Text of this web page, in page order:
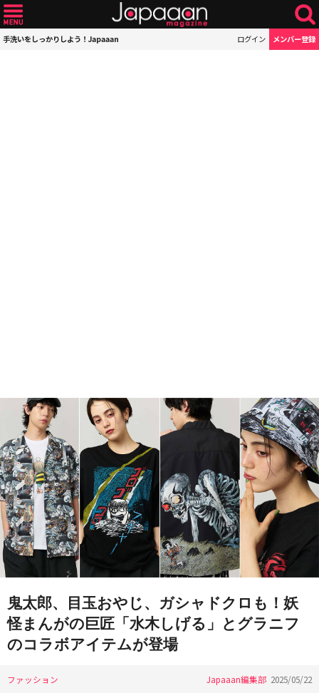
手洗いをしっかりしよう！Japaaan ログイン メンバー登録
鬼太郎、目玉おやじ、ガシャドクロも！妖
怪まんがの巨匠「水木しげる」とグラニフ
のコラボアイテムが登場
ファッション Japaaan編集部 2025/05/22